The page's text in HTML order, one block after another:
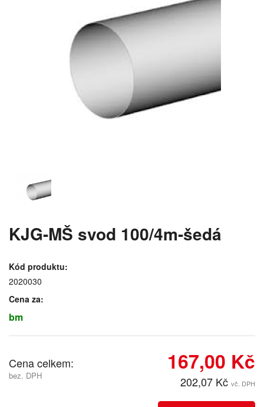
KJG-MŠ svod 100/4m-šedá
Kód produktu:
2020030
Cena za:
bm
Cena celkem:
bez. DPH
167,00 Kč
202,07 Kč vč. DPH